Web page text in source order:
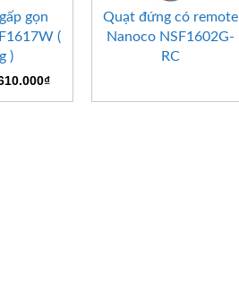
gọn
(
)
₫Giá
tại
Quạt đứng có remote
Nanoco NSF1602G-
RC